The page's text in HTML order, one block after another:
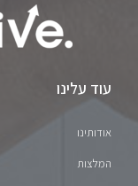
עוד עלינו
אודותינו
המלצות